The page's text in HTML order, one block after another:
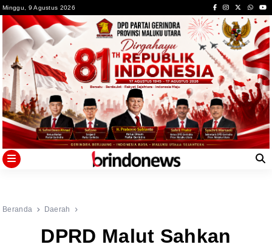
to
content
Minggu, 9 Agustus 2026
Beranda Daerah
DPRD Malut Sahkan